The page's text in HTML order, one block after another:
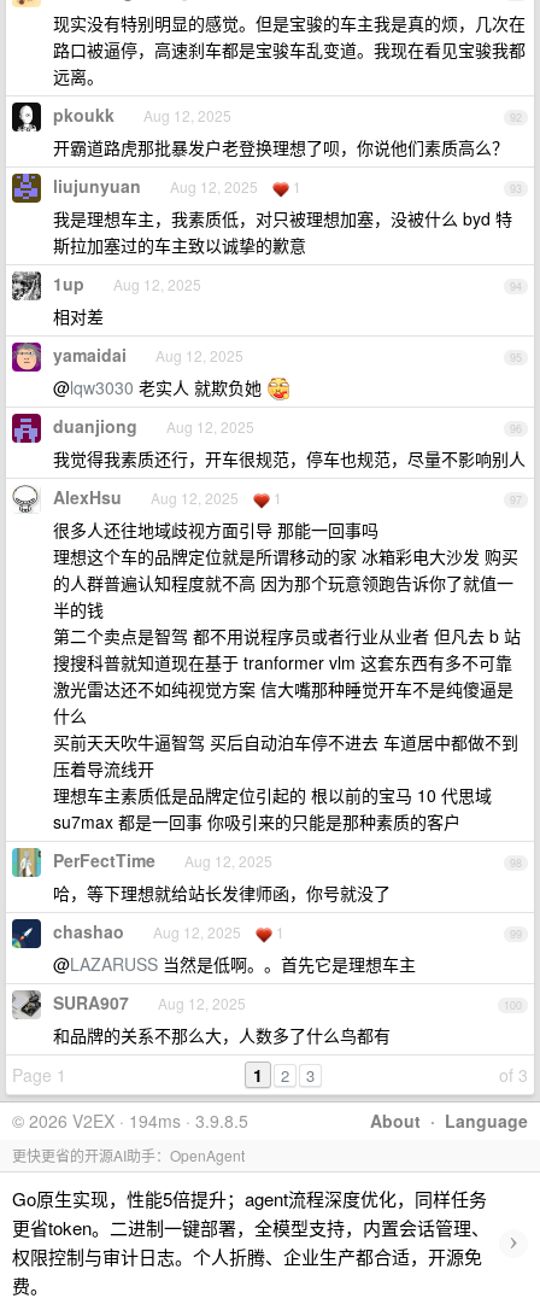
现实没有特别明显的感觉。但是宝骏的车主我是真的烦，几次在
路口被逼停，高速刹车都是宝骏车乱变道。我现在看见宝骏我都
远离。
92
pkoukk Aug 12, 2025
开霸道路虎那批暴发户老登换理想了呗，你说他们素质高么？
93
liujunyuan Aug 12, 2025 1
我是理想车主，我素质低，对只被理想加塞，没被什么 byd 特
斯拉加塞过的车主致以诚挚的歉意
94
1up Aug 12, 2025
相对差
95
yamaidai Aug 12, 2025
@lqw3030 老实人 就欺负她
96
duanjiong Aug 12, 2025
我觉得我素质还行，开车很规范，停车也规范，尽量不影响别人
97
AlexHsu Aug 12, 2025 1
很多人还往地域歧视方面引导 那能一回事吗
理想这个车的品牌定位就是所谓移动的家 冰箱彩电大沙发 购买
的人群普遍认知程度就不高 因为那个玩意领跑告诉你了就值一
半的钱
第二个卖点是智驾 都不用说程序员或者行业从业者 但凡去 b 站
搜搜科普就知道现在基于 tranformer vlm 这套东西有多不可靠
激光雷达还不如纯视觉方案 信大嘴那种睡觉开车不是纯傻逼是
什么
买前天天吹牛逼智驾 买后自动泊车停不进去 车道居中都做不到
压着导流线开
理想车主素质低是品牌定位引起的 根以前的宝马 10 代思域
su7max 都是一回事 你吸引来的只能是那种素质的客户
98
PerFectTime Aug 12, 2025
哈，等下理想就给站长发律师函，你号就没了
99
chashao Aug 12, 2025 1
@LAZARUSS 当然是低啊。。首先它是理想车主
100
SURA907 Aug 12, 2025
和品牌的关系不那么大，人数多了什么鸟都有
Page 1
of 3
1 2 3
About · Language
© 2026 V2EX · 194ms · 3.9.8.5
更快更省的开源AI助手：OpenAgent
Go原生实现，性能5倍提升；agent流程深度优化，同样任务
更省token。二进制一键部署，全模型支持，内置会话管理、
权限控制与审计日志。个人折腾、企业生产都合适，开源免
费。
›